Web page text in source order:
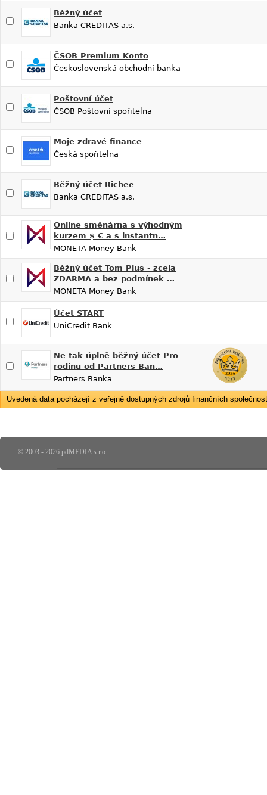
Běžný účet
Banka CREDITAS a.s.
ČSOB Premium Konto
Československá obchodní banka
Poštovní účet
ČSOB Poštovní spořitelna
Moje zdravé finance
Česká spořitelna
Běžný účet Richee
Banka CREDITAS a.s.
Online směnárna s výhodným
kurzem $ € a s instantn…
MONETA Money Bank
Běžný účet Tom Plus - zcela
ZDARMA a bez podmínek …
MONETA Money Bank
Účet START
UniCredit Bank
Ne tak úplně běžný účet Pro
rodinu od Partners Ban…
Partners Banka
Uvedená data pocházejí z veřejně dostupných zdrojů finančních
© 2003 - 2026 pdMEDIA s.r.o.